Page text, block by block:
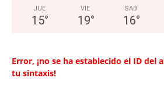
JUE
15°
VIE
19°
SAB
16°
Error, ¡no se ha establecido el ID del
tu sintaxis!